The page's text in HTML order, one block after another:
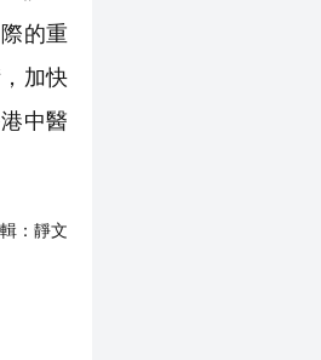
的重
加快
中醫
： 靜文